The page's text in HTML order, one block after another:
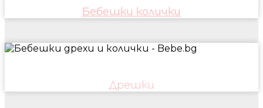
Бебешки колички
Дрешки